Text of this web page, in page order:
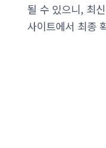
될 수 있으니, 최
사이트에서 최종